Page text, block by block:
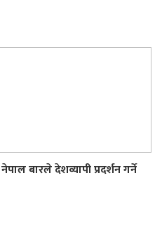
बारले देशव्यापी प्रदर्शन गर्ने